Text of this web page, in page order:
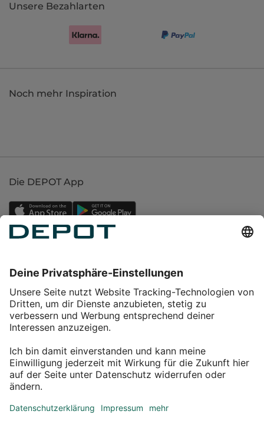
Unsere Bezahlarten
Noch mehr Inspiration
Die DEPOT App
Service
Über DEPOT
Kontakt